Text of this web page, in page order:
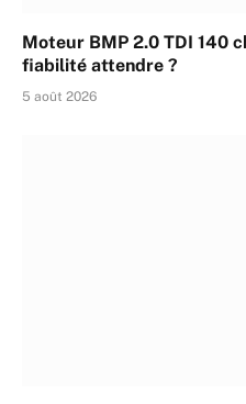
Moteur BMP 2.0 TDI 140
fiabilité attendre ?
5 août 2026